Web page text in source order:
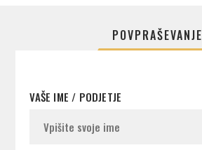
POVPRAŠEVANJE
VAŠE IME / PODJETJE